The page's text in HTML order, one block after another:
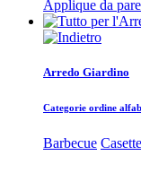
Applique da
Arredo Giardino
Categorie ordine
Barbecue